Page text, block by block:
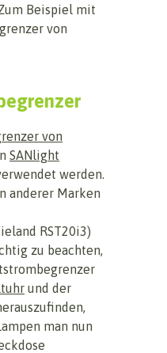
Beispiel mit
von
von
SANlight
werden.
anderer Marken
RST20i3)
zu beachten,
und der
man nun